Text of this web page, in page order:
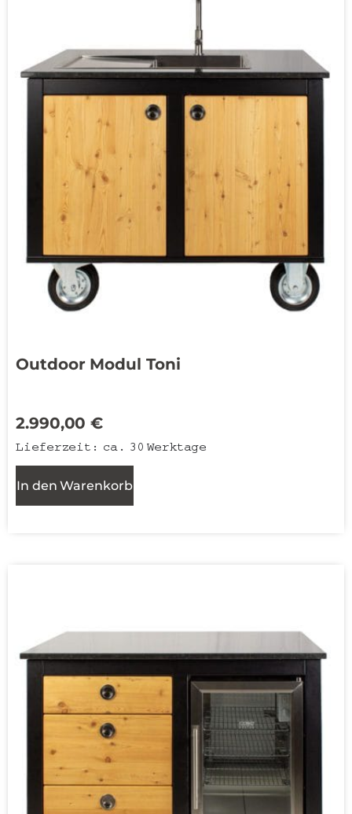
Outdoor Modul Toni
2.990,00€
Lieferzeit: ca. 30 Werktage
In den Warenkorb